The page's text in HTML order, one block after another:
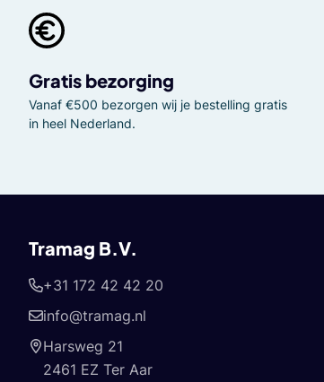
Gratis bezorging
Vanaf €500 bezorgen wij je bestelling gratis
in heel Nederland.
Tramag B.V.
+31 172 42 42 20
info@tramag.nl
Harsweg 21
2461 EZ Ter Aar